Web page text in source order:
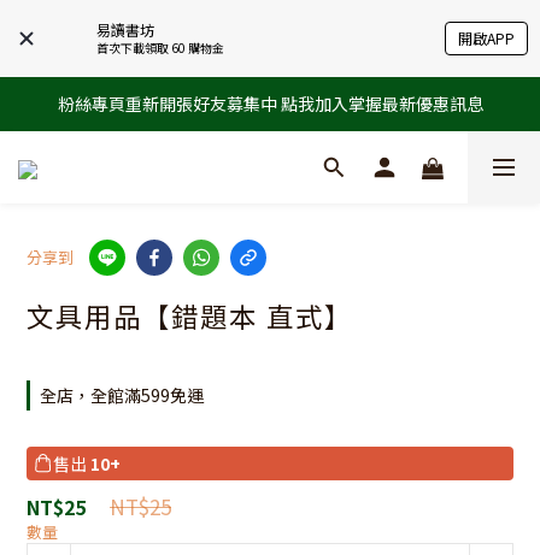
易讀書坊
首次下載領取 60 購物金 開啟APP
粉絲專頁重新開張好友募集中 點我加入掌握最新優惠訊息
分享到
文具用品【錯題本 直式】
全店，全館滿599免運
售出 10+
NT$25 NT$25
數量